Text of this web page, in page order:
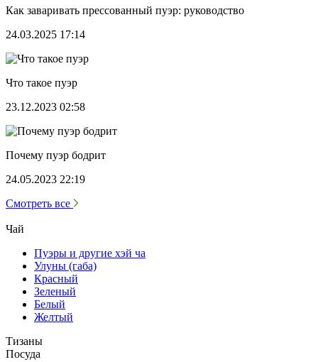
Как заваривать прессованный пуэр: руководство
24.03.2025 17:14
Что такое пуэр
23.12.2023 02:58
Почему пуэр бодрит
24.05.2023 22:19
Смотреть все
Чай
Пуэры и другие хэй ча
Улуны (габа)
Красный
Зеленый
Белый
Желтый
Тизаны
Посуда